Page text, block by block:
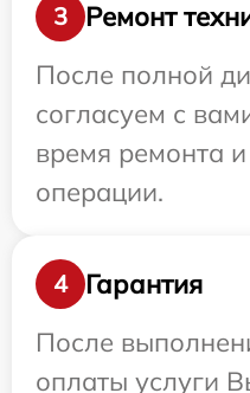
3
Ремонт
После полной
согласуем с
время ремонта
операции.
4
Гарантия
После
оплаты услуги